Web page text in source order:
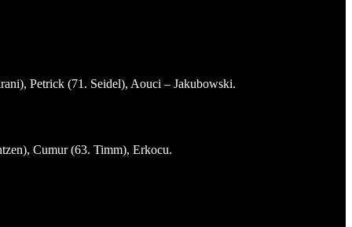
Petrick (71. Seidel), Aouci – Jakubowski.
Cumur (63. Timm), Erkocu.